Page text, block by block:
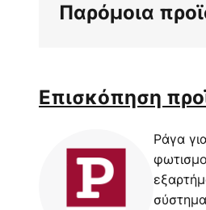
συλλογής
Παρόμοια
Επισκόπηση
Ράγα